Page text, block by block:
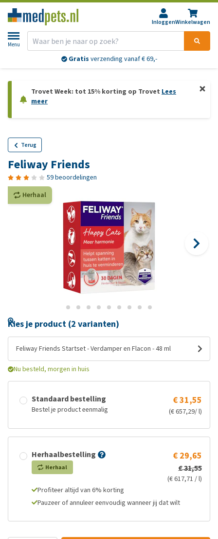
InloggenWinkelwagen
Menu
Gratis verzending vanaf € 69,-
Trovet Week: tot 15% korting op Trovet Lees
meer
Terug
Feliway Friends
59 beoordelingen
Herhaal
Kies je product (2 varianten)
Feliway Friends Startset - Verdamper en Flacon - 48 ml
Nu besteld, morgen in huis
Standaard bestelling
Bestel je product eenmalig
€ 31,55
(€ 657,29/ l)
Herhaalbestelling
Herhaal
€ 29,65
€ 31,55
(€ 617,71 / l)
Profiteer altijd van 6% korting
Pauzeer of annuleer eenvoudig wanneer jij dat wilt